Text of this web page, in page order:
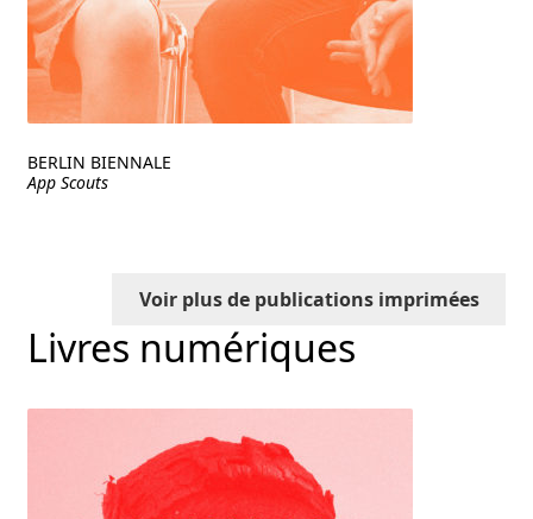
BERLIN BIENNALE
App Scouts
Voir plus de publications imprimées
Livres numériques